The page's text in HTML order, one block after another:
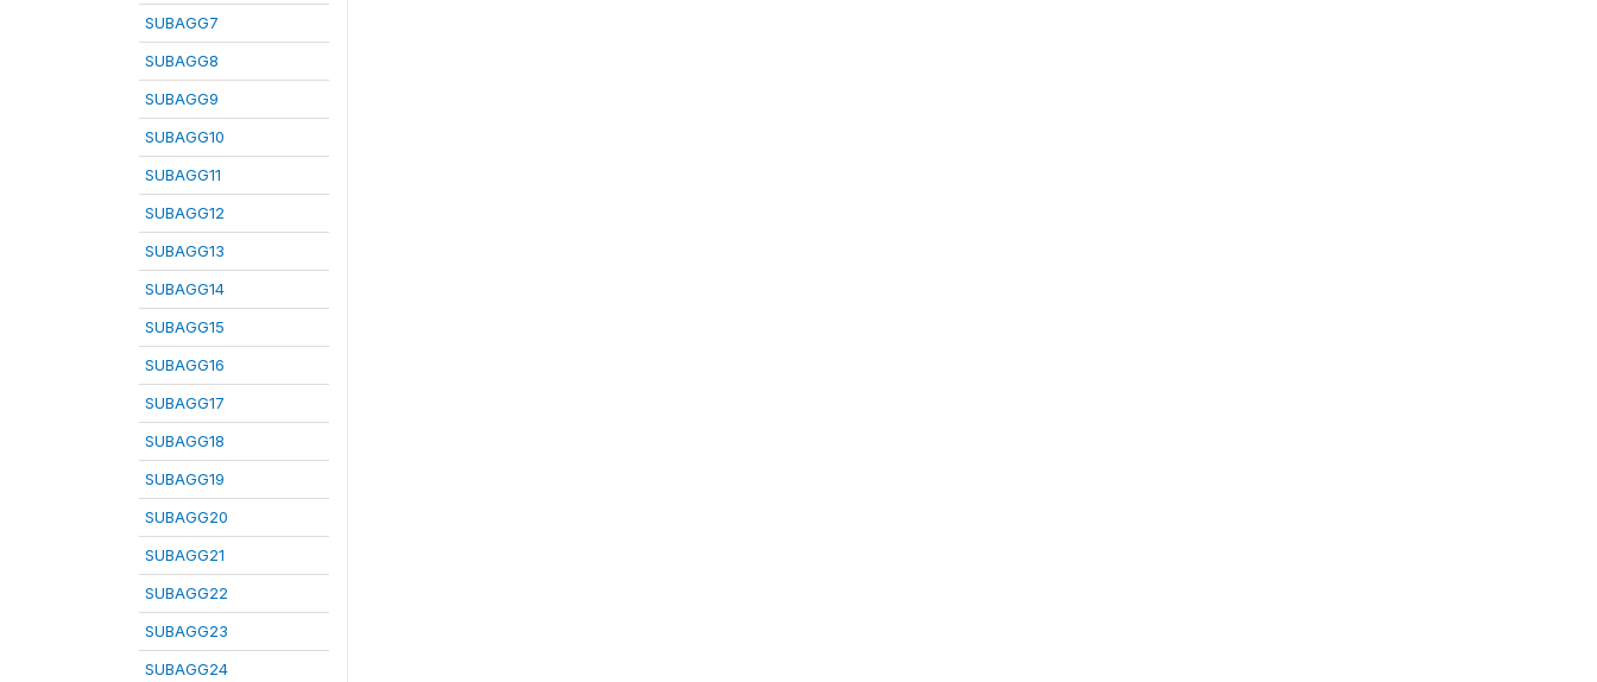
SUBAGG7
SUBAGG8
SUBAGG9
SUBAGG10
SUBAGG11
SUBAGG12
SUBAGG13
SUBAGG14
SUBAGG15
SUBAGG16
SUBAGG17
SUBAGG18
SUBAGG19
SUBAGG20
SUBAGG21
SUBAGG22
SUBAGG23
SUBAGG24